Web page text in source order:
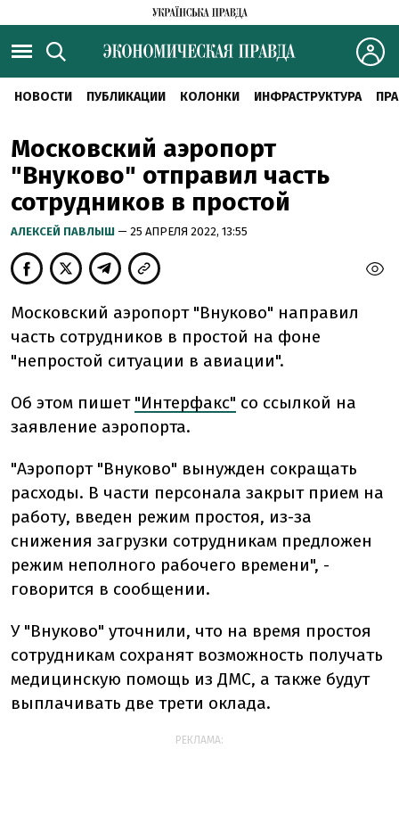
НОВОСТИ ПУБЛИКАЦИИ КОЛОНКИ ИНФРАСТРУКТУРА
Московский аэропорт
"Внуково" отправил часть
сотрудников в простой
АЛЕКСЕЙ ПАВЛЫШ — 25 АПРЕЛЯ 2022, 13:55
Московский аэропорт "Внуково" направил
часть сотрудников в простой на фоне
"непростой ситуации в авиации".
Об этом пишет "Интерфакс" со ссылкой на
заявление аэропорта.
"Аэропорт "Внуково" вынужден сокращать
расходы. В части персонала закрыт прием на
работу, введен режим простоя, из-за
снижения загрузки сотрудникам предложен
режим неполного рабочего времени", -
говорится в сообщении.
У "Внуково" уточнили, что на время простоя
сотрудникам сохранят возможность получать
медицинскую помощь из ДМС, а также будут
выплачивать две трети оклада.
РЕКЛАМА: